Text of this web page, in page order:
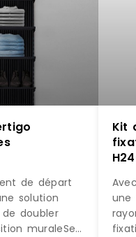
de départ
solution
doubler
muraleSe
Kit
une